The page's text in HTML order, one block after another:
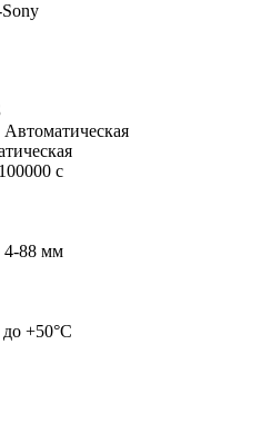
с
4-88 мм
до +50°С